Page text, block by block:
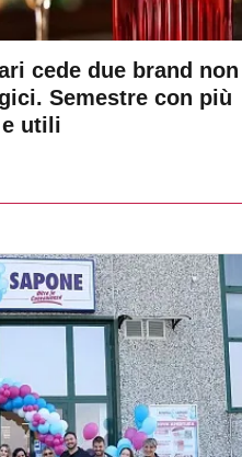
cede due brand non
Semestre con più
utili